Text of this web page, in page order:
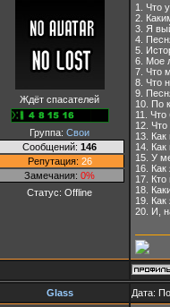
Ждёт спасателей
Группа: Свои
Сообщений: 146
Репутация: 26
Замечания: 0%
Статус: Offline
1. Что
2.
3. Я
4.
5.
6. Мое
7. Что
8. Что
9.
10. По
11.
12.
13.
14.
15. У
16.
17.
18.
19.
20. И,
Glass Дата: